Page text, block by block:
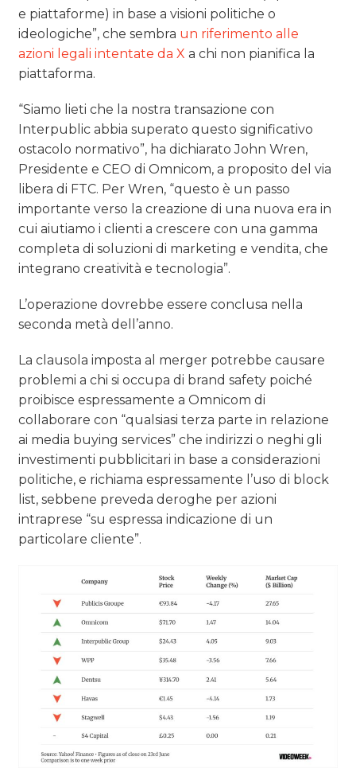
e piattaforme) in base a visioni politiche o
ideologiche”, che sembra un riferimento alle
azioni legali intentate da X a chi non pianifica la
piattaforma.
“Siamo lieti che la nostra transazione con
Interpublic abbia superato questo significativo
ostacolo normativo”, ha dichiarato John Wren,
Presidente e CEO di Omnicom, a proposito del via
libera di FTC. Per Wren, “questo è un passo
importante verso la creazione di una nuova era in
cui aiutiamo i clienti a crescere con una gamma
completa di soluzioni di marketing e vendita, che
integrano creatività e tecnologia”.
L’operazione dovrebbe essere conclusa nella
seconda metà dell’anno.
La clausola imposta al merger potrebbe causare
problemi a chi si occupa di brand safety poiché
proibisce espressamente a Omnicom di
collaborare con “qualsiasi terza parte in relazione
ai media buying services” che indirizzi o neghi gli
investimenti pubblicitari in base a considerazioni
politiche, e richiama espressamente l’uso di block
list, sebbene preveda deroghe per azioni
intraprese “su espressa indicazione di un
particolare cliente”.